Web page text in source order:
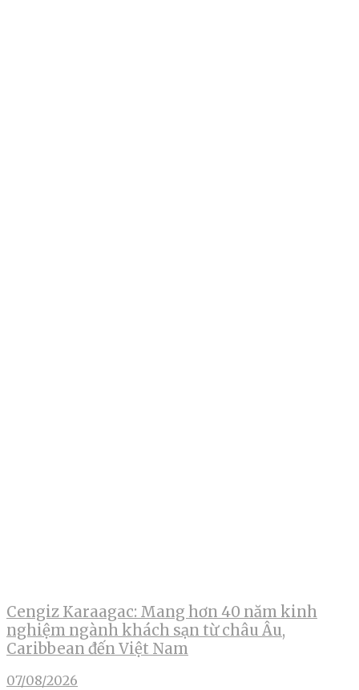
Cengiz Karaagac: Mang hơn 40 năm kinh
nghiệm ngành khách sạn từ châu Âu,
Caribbean đến Việt Nam
07/08/2026